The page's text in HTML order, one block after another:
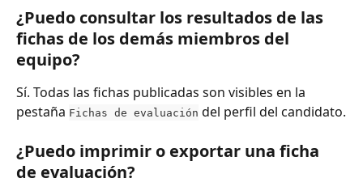
¿Puedo consultar los resultados de las
fichas de los demás miembros del
equipo?
Sí. Todas las fichas publicadas son visibles en la
pestaña Fichas de evaluación del perfil del candidato.
¿Puedo imprimir o exportar una ficha
de evaluación?